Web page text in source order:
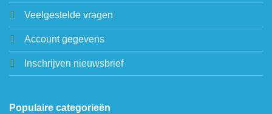
Veelgestelde vragen
Account gegevens
Inschrijven nieuwsbrief
Populaire categorieën